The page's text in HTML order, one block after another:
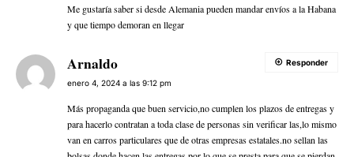
Me gustaría saber si desde Alemania pueden mandar envíos a la Habana
y que tiempo demoran en llegar
Arnaldo
enero 4, 2024 a las 9:12 pm
Más propaganda que buen servicio,no cumplen los plazos de entregas y
para hacerlo contratan a toda clase de personas sin verificar las,lo mismo
van en carros particulares que de otras empresas estatales.no sellan las
Responder